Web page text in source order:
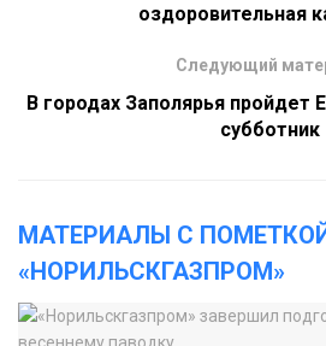
оздоровительная
Следующий
В городах Заполярья пройдет
субботник
МАТЕРИАЛЫ С
«НОРИЛЬСКГАЗПРОМ»